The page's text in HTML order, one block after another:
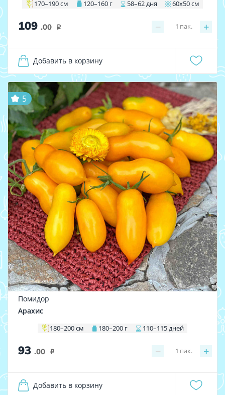
170–190 см 120–160 г 58–62 дня 60х50 см
109 .00 i − +
1 пак.
Добавить в корзину
5
Помидор
Арахис
180–200 см 180–200 г 110–115 дней
93 .00 i − +
1 пак.
Добавить в корзину